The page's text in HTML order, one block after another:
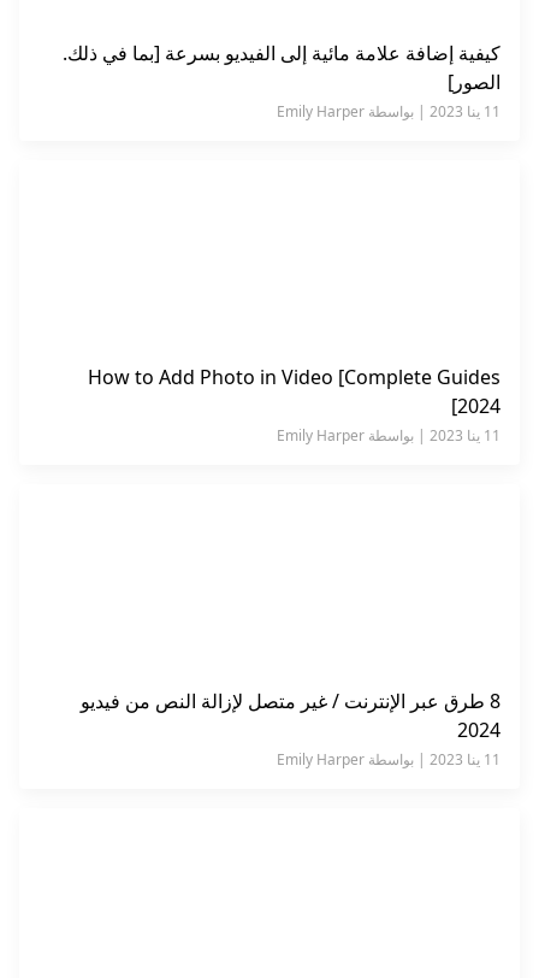
كيفية إضافة علامة مائية إلى الفيديو بسرعة [بما في ذلك.
الصور]
11 ينا 2023 | بواسطة Emily Harper
How to Add Photo in Video [Complete Guides
2024]
11 ينا 2023 | بواسطة Emily Harper
8 طرق عبر الإنترنت / غير متصل لإزالة النص من فيديو
2024
11 ينا 2023 | بواسطة Emily Harper